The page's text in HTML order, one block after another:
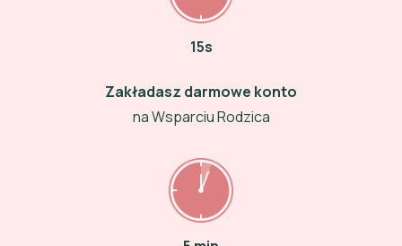
15s
Zakładasz darmowe konto
na Wsparciu Rodzica